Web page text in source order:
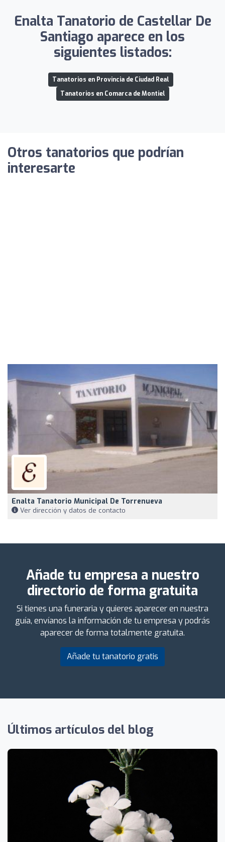
Enalta Tanatorio de Castellar De
Santiago aparece en los
siguientes listados:
Tanatorios en Provincia de Ciudad Real
Tanatorios en Comarca de Montiel
Otros tanatorios que podrían
interesarte
Enalta Tanatorio Municipal De Torrenueva
Ver dirección y datos de contacto
Añade tu empresa a nuestro
directorio de forma gratuita
Si tienes una funeraria y quieres aparecer en nuestra
guía, envíanos la información de tu empresa y podrás
aparecer de forma totalmente gratuita.
Añade tu tanatorio gratis
Últimos artículos del blog